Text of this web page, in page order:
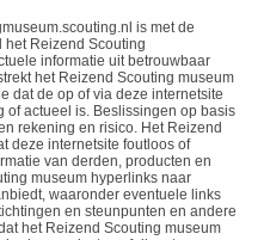
is met de
het Reizend Scouting
informatie uit betrouwbaar
het Reizend Scouting museum
dat de op of via deze internetsite
actueel is. Beslissingen op basis
rekening en risico. Het Reizend
deze internetsite foutloos of
van derden, producten en
museum hyperlinks naar
waaronder eventuele links
en steunpunten en andere
het Reizend Scouting museum